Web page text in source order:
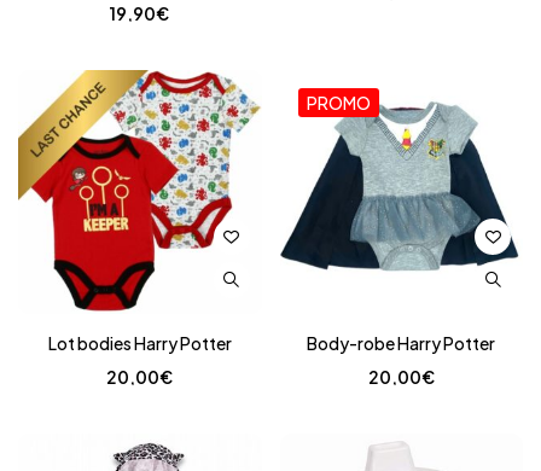
19,90€
Lot bodies Harry Potter
20,00€
PROMO
Body-robe Harry Potter
20,00€